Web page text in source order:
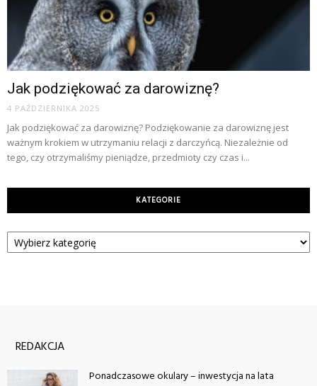
Jak podziękować za darowiznę?
4 PAŹDZIERNIKA 2025
Jak podziękować za darowiznę? Podziękowanie za darowiznę jest
ważnym krokiem w utrzymaniu relacji z darczyńcą. Niezależnie od
tego, czy otrzymaliśmy pieniądze, przedmioty czy czas i...
KATEGORIE
Kategorie
REDAKCJA
Ponadczasowe okulary – inwestycja na lata